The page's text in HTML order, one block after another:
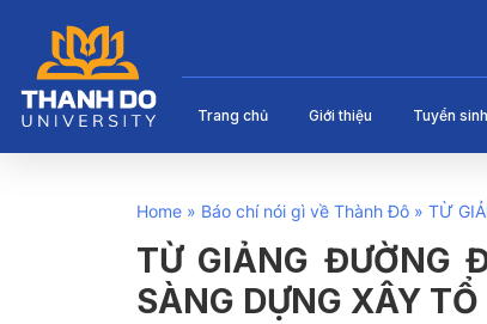
Trang chủ Giới thiệu Tuyển sinh
Home » Báo chí nói gì về Thành Đô » TỪ
TỪ GIẢNG ĐƯỜNG
SÀNG DỰNG XÂY TỔ